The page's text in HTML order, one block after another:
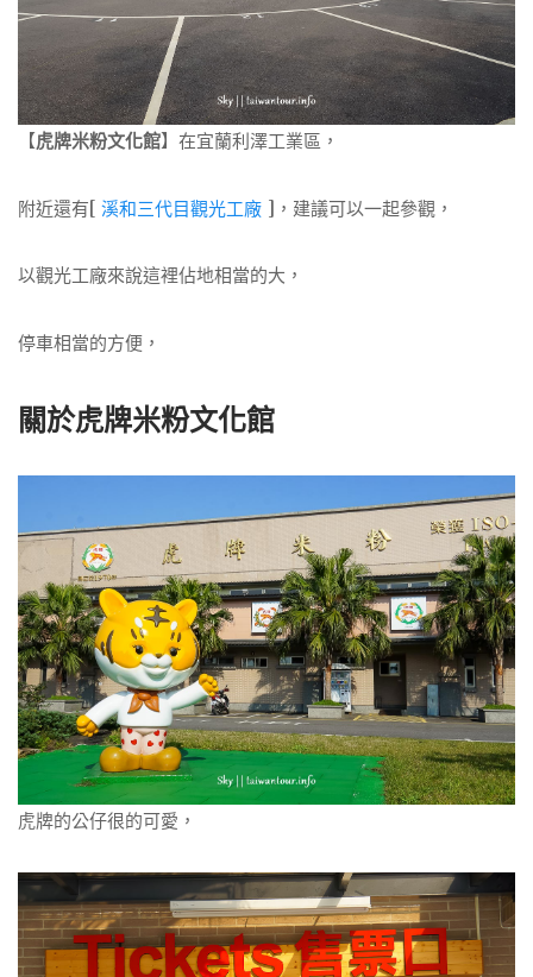
【虎牌米粉文化館】在宜蘭利澤工業區，
附近還有[ 溪和三代目觀光工廠 ]，建議可以一起參觀，
以觀光工廠來說這裡佔地相當的大，
停車相當的方便，
關於虎牌米粉文化館
虎牌的公仔很的可愛，